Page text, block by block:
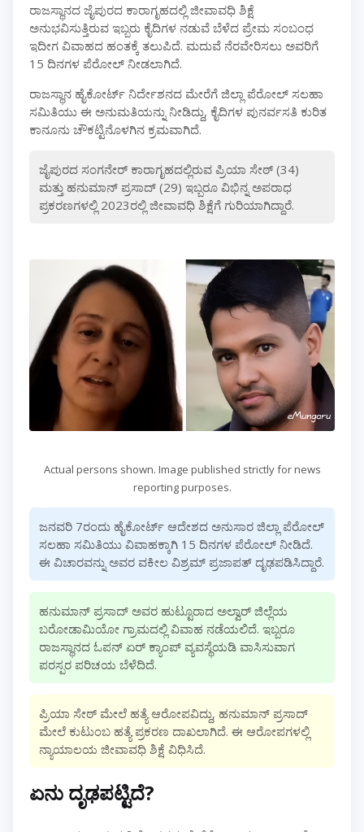
ರಾಜಸ್ಥಾನದ ಜೈಪುರದ ಕಾರಾಗೃಹದಲ್ಲಿ ಜೀವಾವಧಿ ಶಿಕ್ಷೆ
ಅನುಭವಿಸುತ್ತಿರುವ ಇಬ್ಬರು ಕೈದಿಗಳ ನಡುವೆ ಬೆಳೆದ ಪ್ರೇಮ ಸಂಬಂಧ
ಇದೀಗ ವಿವಾಹದ ಹಂತಕ್ಕೆ ತಲುಪಿದೆ. ಮದುವೆ ನೆರವೇರಿಸಲು ಅವರಿಗೆ
15 ದಿನಗಳ ಪೆರೋಲ್ ನೀಡಲಾಗಿದೆ.
ರಾಜಸ್ಥಾನ ಹೈಕೋರ್ಟ್ ನಿರ್ದೇಶನದ ಮೇರೆಗೆ ಜಿಲ್ಲಾ ಪೆರೋಲ್ ಸಲಹಾ
ಸಮಿತಿಯು ಈ ಅನುಮತಿಯನ್ನು ನೀಡಿದ್ದು, ಕೈದಿಗಳ ಪುನರ್ವಸತಿ ಕುರಿತ
ಕಾನೂನು ಚೌಕಟ್ಟಿನೊಳಗಿನ ಕ್ರಮವಾಗಿದೆ.
ಜೈಪುರದ ಸಂಗನೇರ್ ಕಾರಾಗೃಹದಲ್ಲಿರುವ ಪ್ರಿಯಾ ಸೇಠ್ (34)
ಮತ್ತು ಹನುಮಾನ್ ಪ್ರಸಾದ್ (29) ಇಬ್ಬರೂ ವಿಭಿನ್ನ ಅಪರಾಧ
ಪ್ರಕರಣಗಳಲ್ಲಿ 2023ರಲ್ಲಿ ಜೀವಾವಧಿ ಶಿಕ್ಷೆಗೆ ಗುರಿಯಾಗಿದ್ದಾರೆ.
Actual persons shown. Image published strictly for news
reporting purposes.
ಜನವರಿ 7ರಂದು ಹೈಕೋರ್ಟ್ ಆದೇಶದ ಅನುಸಾರ ಜಿಲ್ಲಾ ಪೆರೋಲ್
ಸಲಹಾ ಸಮಿತಿಯು ವಿವಾಹಕ್ಕಾಗಿ 15 ದಿನಗಳ ಪೆರೋಲ್ ನೀಡಿದೆ.
ಈ ವಿಚಾರವನ್ನು ಅವರ ವಕೀಲ ವಿಶ್ರಮ್ ಪ್ರಜಾಪತ್ ದೃಢಪಡಿಸಿದ್ದಾರೆ.
ಹನುಮಾನ್ ಪ್ರಸಾದ್ ಅವರ ಹುಟ್ಟೂರಾದ ಅಲ್ವಾರ್ ಜಿಲ್ಲೆಯ
ಬರೋಡಾಮಿಯೋ ಗ್ರಾಮದಲ್ಲಿ ವಿವಾಹ ನಡೆಯಲಿದೆ. ಇಬ್ಬರೂ
ರಾಜಸ್ಥಾನದ ಓಪನ್ ಏರ್ ಕ್ಯಾಂಪ್ ವ್ಯವಸ್ಥೆಯಡಿ ವಾಸಿಸುವಾಗ
ಪರಸ್ಪರ ಪರಿಚಯ ಬೆಳೆದಿದೆ.
ಪ್ರಿಯಾ ಸೇಠ್ ಮೇಲೆ ಹತ್ಯೆ ಆರೋಪವಿದ್ದು, ಹನುಮಾನ್ ಪ್ರಸಾದ್
ಮೇಲೆ ಕುಟುಂಬ ಹತ್ಯೆ ಪ್ರಕರಣ ದಾಖಲಾಗಿದೆ. ಈ ಆರೋಪಗಳಲ್ಲಿ
ನ್ಯಾಯಾಲಯ ಜೀವಾವಧಿ ಶಿಕ್ಷೆ ವಿಧಿಸಿದೆ.
ಏನು ದೃಢಪಟ್ಟಿದೆ?